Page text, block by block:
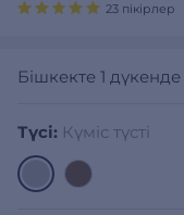
23 пікірлер
Бішкекте 1 дүкенде
Түсі: Күміс түсті